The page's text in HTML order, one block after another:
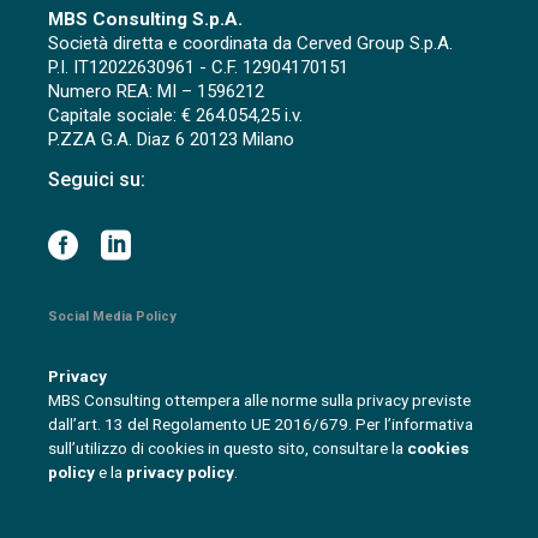
MBS Consulting S.p.A.
Società diretta e coordinata da Cerved Group S.p.A.
P.I. IT12022630961 - C.F. 12904170151
Numero REA: MI – 1596212
Capitale sociale: € 264.054,25 i.v.
P.ZZA G.A. Diaz 6 20123 Milano
Seguici su:
Social Media Policy
Privacy
MBS Consulting ottempera alle norme sulla privacy previste
dall’art. 13 del Regolamento UE 2016/679. Per l’informativa
sull’utilizzo di cookies in questo sito, consultare la cookies
policye la privacy policy.